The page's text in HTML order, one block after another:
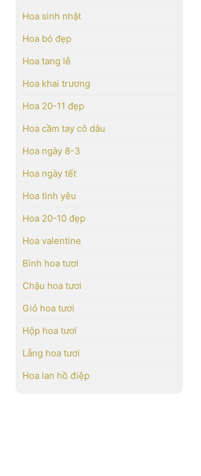
Hoa sinh nhật
Hoa bó đẹp
Hoa tang lễ
Hoa khai trương
Hoa 20-11 đẹp
Hoa cầm tay cô dâu
Hoa ngày 8-3
Hoa ngày tết
Hoa tình yêu
Hoa 20-10 đẹp
Hoa valentine
Bình hoa tươi
Chậu hoa tươi
Giỏ hoa tươi
Hộp hoa tươi
Lẵng hoa tươi
Hoa lan hồ điệp